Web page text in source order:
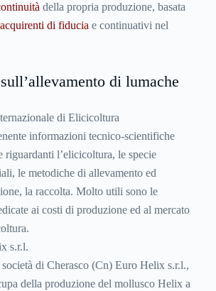
della propria produzione, basata
acquirenti di fiducia e continuativi nel
di lumache
di Elicicoltura
informazioni tecnico-scientifiche
riguardanti l’elicicoltura, le specie
le metodiche di allevamento ed
la raccolta. Molto utili sono le
ai costi di produzione ed al mercato
s.r.l.
di Cherasco (Cn) Euro Helix s.r.l.,
della produzione del mollusco Helix a